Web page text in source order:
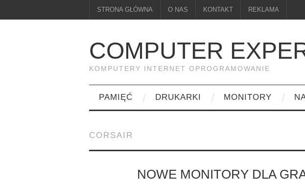
STRONA GŁÓWNA O NAS KONTAKT REKLAMA
COMPUTER
KOMPUTERY INTERNET OPROGRAMOWANIE
PAMIĘĆ DRUKARKI MONITORY
CORSAIR
NOWE MONITORY DLA